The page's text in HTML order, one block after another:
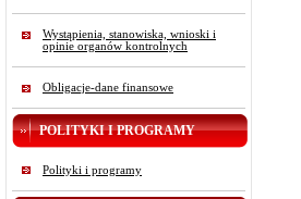
Wystąpienia, stanowiska, wnioski i
opinie organów kontrolnych
Obligacje-dane finansowe
POLITYKI I PROGRAMY
Polityki i programy